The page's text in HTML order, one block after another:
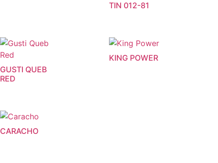
TIN 012-81
GUSTI QUEB
RED
KING POWER
CARACHO